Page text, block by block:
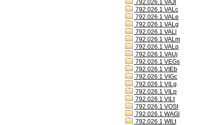
792.026.1 VAJl
792.026.1 VALc
792.026.1 VALe
792.026.1 VALg
792.026.1 VALl
792.026.1 VALm
792.026.1 VALp
792.026.1 VAUj
792.026.1 VEGs
792.026.1 VIEb
792.026.1 VIGc
792.026.1 VILg
792.026.1 VILp
792.026.1 VILt
792.026.1 VOSt
792.026.1 WAGl
792.026.1 WILt